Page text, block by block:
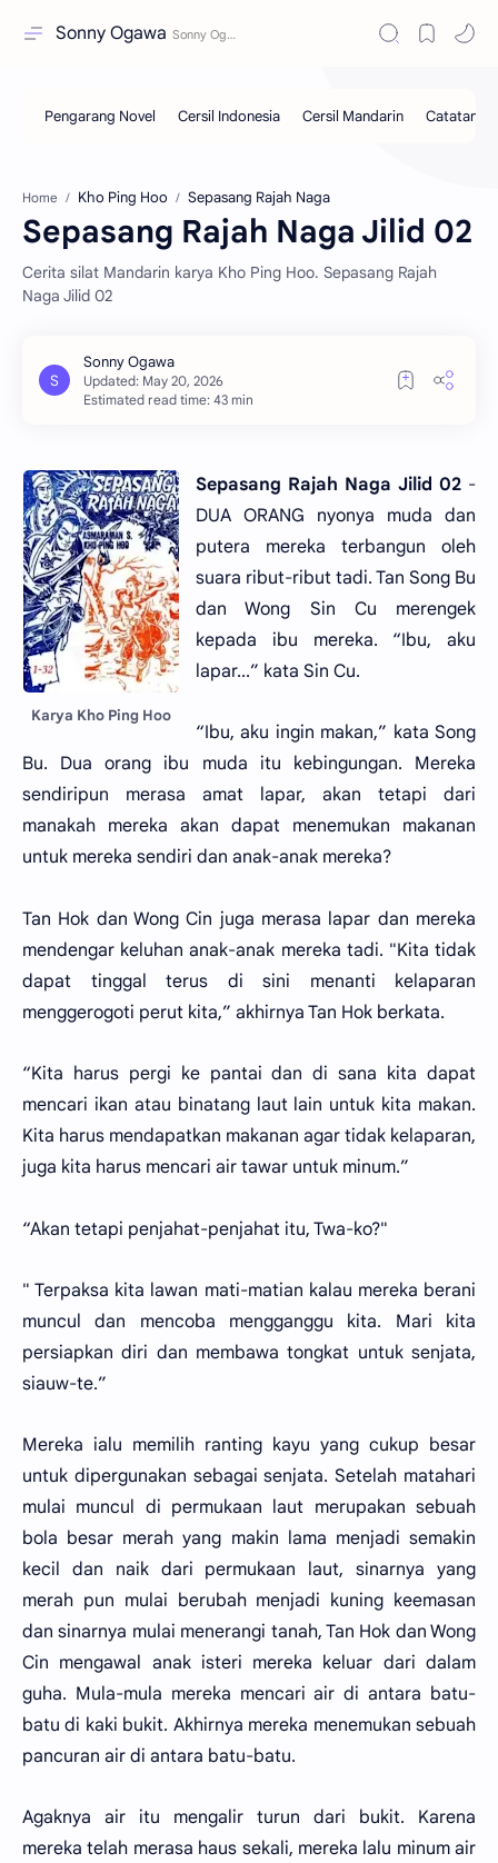
Sonny Ogawa
Home Kho Ping Hoo Sepasang Rajah Naga
Sepasang Rajah Naga Jilid 02
Cerita silat Mandarin karya Kho Ping Hoo. Sepasang Rajah
Naga Jilid 02
Estimated read time: 43 min
Karya Kho Ping Hoo
Sepasang Rajah Naga Jilid 02-
DUA ORANG nyonya muda dan
putera mereka terbangun oleh
suara ribut-ribut tadi. Tan Song Bu
dan Wong Sin Cu merengek
kepada ibu mereka. “Ibu, aku
lapar...” kata Sin Cu.
“Ibu, aku ingin makan,” kata Song
Bu. Dua orang ibu muda itu kebingungan. Mereka
sendiripun merasa amat lapar, akan tetapi dari
manakah mereka akan dapat menemukan makanan
untuk mereka sendiri dan anak-anak mereka?
Tan Hok dan Wong Cin juga merasa lapar dan mereka
mendengar keluhan anak-anak mereka tadi. "Kita tidak
dapat tinggal terus di sini menanti kelaparan
menggerogoti perut kita,” akhirnya Tan Hok berkata.
“Kita harus pergi ke pantai dan di sana kita dapat
mencari ikan atau binatang laut lain untuk kita makan.
Kita harus mendapatkan makanan agar tidak kelaparan,
juga kita harus mencari air tawar untuk minum.”
“Akan tetapi penjahat-penjahat itu, Twa-ko?"
" Terpaksa kita lawan mati-matian kalau mereka berani
muncul dan mencoba mengganggu kita. Mari kita
persiapkan diri dan membawa tongkat untuk senjata,
siauw-te.”
Mereka ialu memilih ranting kayu yang cukup besar
untuk dipergunakan sebagai senjata. Setelah matahari
mulai muncul di permukaan laut merupakan sebuah
bola besar merah yang makin lama menjadi semakin
kecil dan naik dari permukaan laut, sinarnya yang
merah pun mulai berubah menjadi kuning keemasan
dan sinarnya mulai menerangi tanah, Tan Hok dan Wong
Cin mengawal anak isteri mereka keluar dari dalam
guha. Mula-mula mereka mencari air di antara batu-
batu di kaki bukit. Akhirnya mereka menemukan sebuah
pancuran air di antara batu-batu.
Agaknya air itu mengalir turun dari bukit. Karena
mereka telah merasa haus sekali, mereka lalu minum air